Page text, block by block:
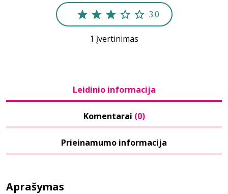
3.0
1 įvertinimas
Leidinio informacija
Komentarai (0)
Prieinamumo informacija
Aprašymas